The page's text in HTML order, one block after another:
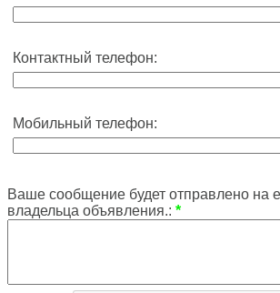
Контактный телефон:
Мобильный телефон:
Ваше сообщение будет отправлено на
владельца объявления.: *